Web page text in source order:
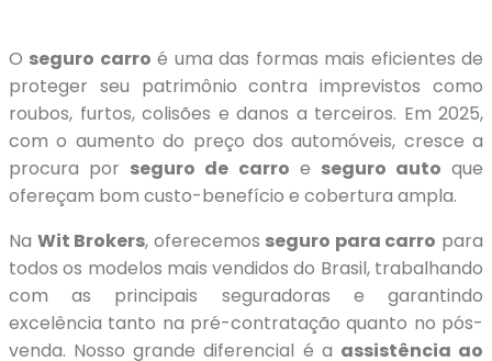
O seguro carro é uma das formas mais eficientes de
proteger seu patrimônio contra imprevistos como
roubos, furtos, colisões e danos a terceiros. Em 2025,
com o aumento do preço dos automóveis, cresce a
procura por seguro de carro e seguro auto que
ofereçam bom custo-benefício e cobertura ampla.
Na Wit Brokers, oferecemos seguro para carro para
todos os modelos mais vendidos do Brasil, trabalhando
com as principais seguradoras e garantindo
excelência tanto na pré-contratação quanto no pós-
venda. Nosso grande diferencial é a assistência ao